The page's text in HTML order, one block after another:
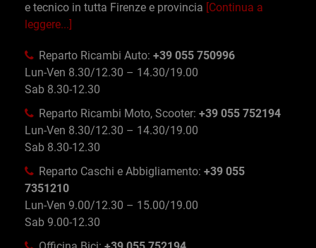
e tecnico in tutta Firenze e provincia [Continua a
leggere...]
Reparto Ricambi Auto: +39 055 750996
Lun-Ven 8.30/12.30 – 14.30/19.00
Sab 8.30-12.30
Reparto Ricambi Moto, Scooter: +39 055 752194
Lun-Ven 8.30/12.30 – 14.30/19.00
Sab 8.30-12.30
Reparto Caschi e Abbigliamento: +39 055
7351210
Lun-Ven 9.00/12.30 – 15.00/19.00
Sab 9.00-12.30